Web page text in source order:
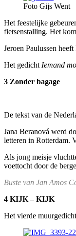
Foto Gijs Went
Het feestelijke
fietsenstalling. Het
Jeroen Paulussen
Het gedicht Iemand
3 Zonder bagage
De tekst van de
Jana Beranová werd
letteren in Rotterdam.
Als jong meisje
voettocht door de
Buste van Jan Amos
4 KIJK – KIJK
Het vierde